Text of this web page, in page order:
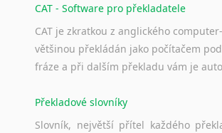
CAT - Software pro překladatele
CAT je zkratkou z anglického
většinou překládán jako počítačem
fráze a při dalším překladu vám je
Překladové slovníky
Slovník, největší přítel každého